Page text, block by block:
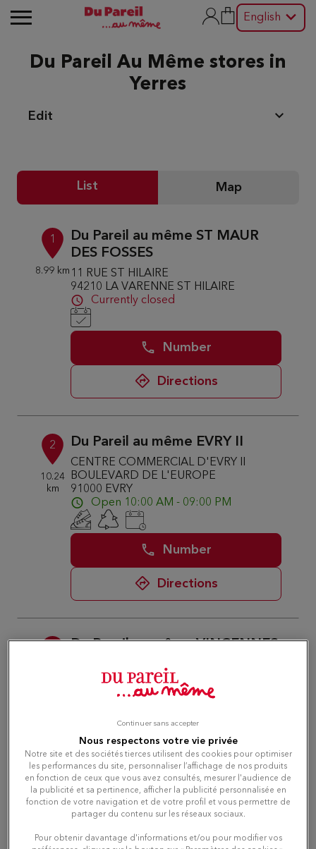
English
Du Pareil Au Même stores in
Yerres
Edit
List Map
1
8.99 km
Du Pareil au même ST MAUR
DES FOSSES
11 RUE ST HILAIRE
94210 LA VARENNE ST HILAIRE
Currently closed
Number
Directions
2
10.24
km
Du Pareil au même EVRY II
CENTRE COMMERCIAL D'EVRY II
BOULEVARD DE L'EUROPE
91000 EVRY
Open 10:00 AM - 09:00 PM
Number
Directions
Du Pareil au même VINCENNES
94300 VINCENNES
Open 10:00 AM - 07:00 PM
Number
Directions
4
Du Pareil au même LES
Nous respectons votre vie privée
Notre site et des sociétés tierces utilisent des cookies pour optimiser
les performances du site, personnaliser l’affichage de nos produits
en fonction de ceux que vous avez consultés, mesurer l'audience de
la publicité et sa pertinence, afficher la publicité personnalisée en
fonction de votre navigation et de votre profil et vous permettre de
partager du contenu sur les réseaux sociaux.
Pour obtenir davantage d'informations et/ou pour modifier vos
Continuer sans accepter